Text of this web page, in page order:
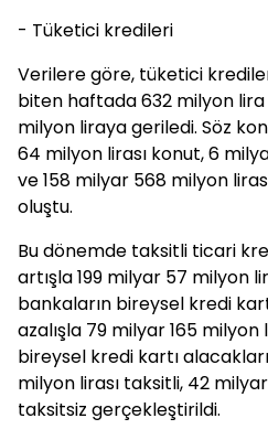
- Tüketici kredileri
Verilere göre, tüketici
biten haftada 632 milyon
milyon liraya geriledi. Söz
64 milyon lirası konut, 6
ve 158 milyar 568 milyon
oluştu.
Bu dönemde taksitli ticari
artışla 199 milyar 57 milyon
bankaların bireysel kredi
azalışla 79 milyar 165
bireysel kredi kartı
milyon lirası taksitli, 42
taksitsiz gerçekleştirildi.